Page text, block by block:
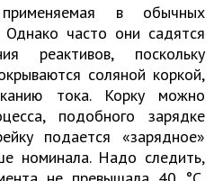
в обычных
Однако часто они садятся
реактивов, поскольку
соляной коркой,
тока. Корку можно
подобного зарядке
подается «зарядное»
номинала. Надо следить,